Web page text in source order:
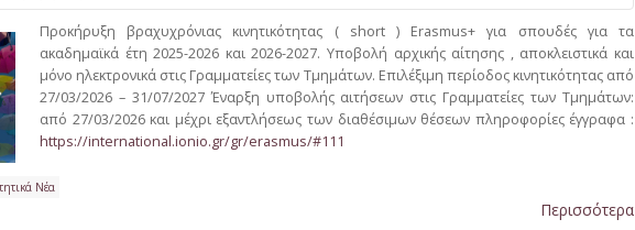
Προκήρυξη βραχυχρόνιας κινητικότητας ( short ) Erasmus+ για σπουδές για τα
ακαδημαϊκά έτη 2025-2026 και 2026-2027. Υποβολή αρχικής αίτησης , αποκλειστικά και
μόνο ηλεκτρονικά στις Γραμματείες των Τμημάτων. Επιλέξιμη περίοδος κινητικότητας από
27/03/2026 – 31/07/2027 Έναρξη υποβολής αιτήσεων στις Γραμματείες των Τμημάτων:
από 27/03/2026 και μέχρι εξαντλήσεως των διαθέσιμων θέσεων πληροφορίες έγγραφα :
https://international.ionio.gr/gr/erasmus/#111
Νέα
Περισσότερα